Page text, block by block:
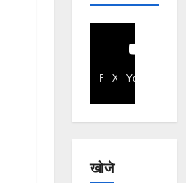
Facebook
X YouTube
खोजे